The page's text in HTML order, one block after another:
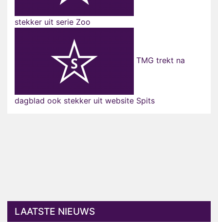
stekker uit serie Zoo
TMG trekt na
dagblad ook stekker uit website Spits
LAATSTE NIEUWS